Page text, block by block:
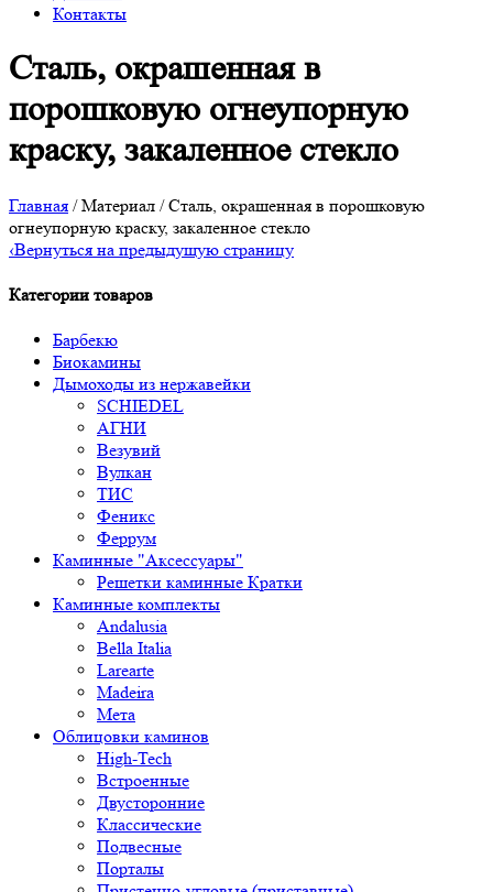
Контакты
Сталь, окрашенная в
порошковую огнеупорную
краску, закаленное стекло
Главная / Материал / Сталь, окрашенная в порошковую
огнеупорную краску, закаленное стекло
‹Вернуться на предыдущую страницу
Категории товаров
Барбекю
Биокамины
Дымоходы из нержавейки
SCHIEDEL
АГНИ
Везувий
Вулкан
ТИС
Феникс
Феррум
Каминные "Аксессуары"
Решетки каминные Кратки
Каминные комплекты
Andalusia
Bella Italia
Larearte
Madeira
Мета
Облицовки каминов
High-Tech
Встроенные
Двусторонние
Классические
Подвесные
Порталы